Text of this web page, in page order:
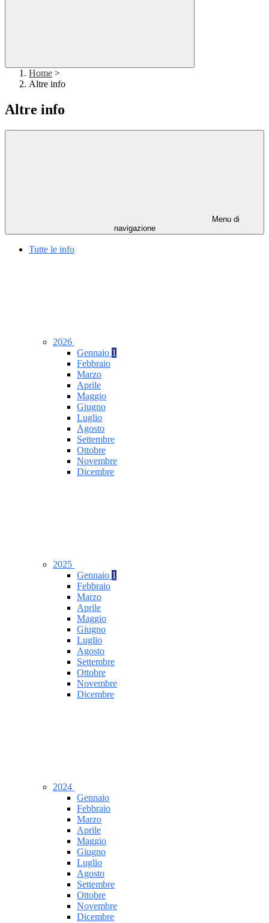
Home >
Altre info
Altre info
Menu di
navigazione
Tutte le info
2026
Gennaio 1
Febbraio
Marzo
Aprile
Maggio
Giugno
Luglio
Agosto
Settembre
Ottobre
Novembre
Dicembre
2025
Gennaio 1
Febbraio
Marzo
Aprile
Maggio
Giugno
Luglio
Agosto
Settembre
Ottobre
Novembre
Dicembre
2024
Gennaio
Febbraio
Marzo
Aprile
Maggio
Giugno
Luglio
Agosto
Settembre
Ottobre
Novembre
Dicembre